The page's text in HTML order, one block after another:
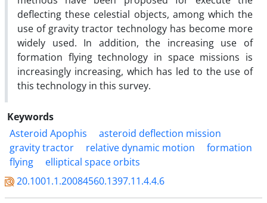
deflecting these celestial objects, among which the
use of gravity tractor technology has become more
widely used. In addition, the increasing use of
formation flying technology in space missions is
increasingly increasing, which has led to the use of
this technology in this survey.
Keywords
Asteroid Apophis
asteroid deflection mission
gravity tractor
relative dynamic motion
formation
flying
elliptical space orbits
20.1001.1.20084560.1397.11.4.4.6